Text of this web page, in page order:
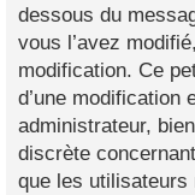
dessous du
vous l’avez
modification. Ce
d’une modification
administrateur,
discrète
que les utilisateurs